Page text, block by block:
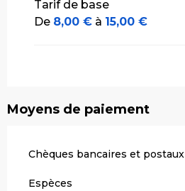
Tarif de base
De 8,00 € à 15,00 €
Moyens de paiement
Chèques bancaires et postaux
Espèces